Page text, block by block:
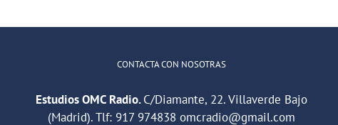
CONTACTA CON NOSOTRAS
Estudios OMC Radio.C/Diamante, 22. Villaverde Bajo
(Madrid). Tlf: 917 974838 omcradio@gmail.com